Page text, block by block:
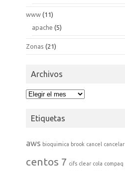
www (11)
apache (5)
Zonas (21)
Archivos
Archivos
Etiquetas
aws bioquimica brook cancel cancelar
centos 7 cifs clear cola compaq